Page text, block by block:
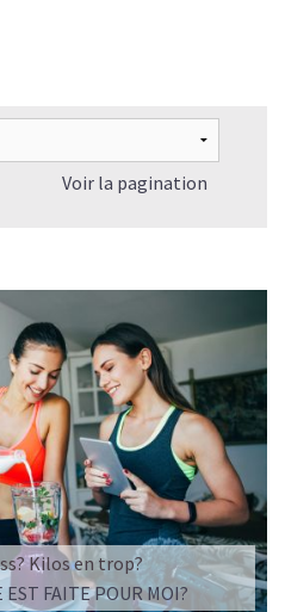
Voir la pagination
Kilos en trop?
FAITE POUR MOI?